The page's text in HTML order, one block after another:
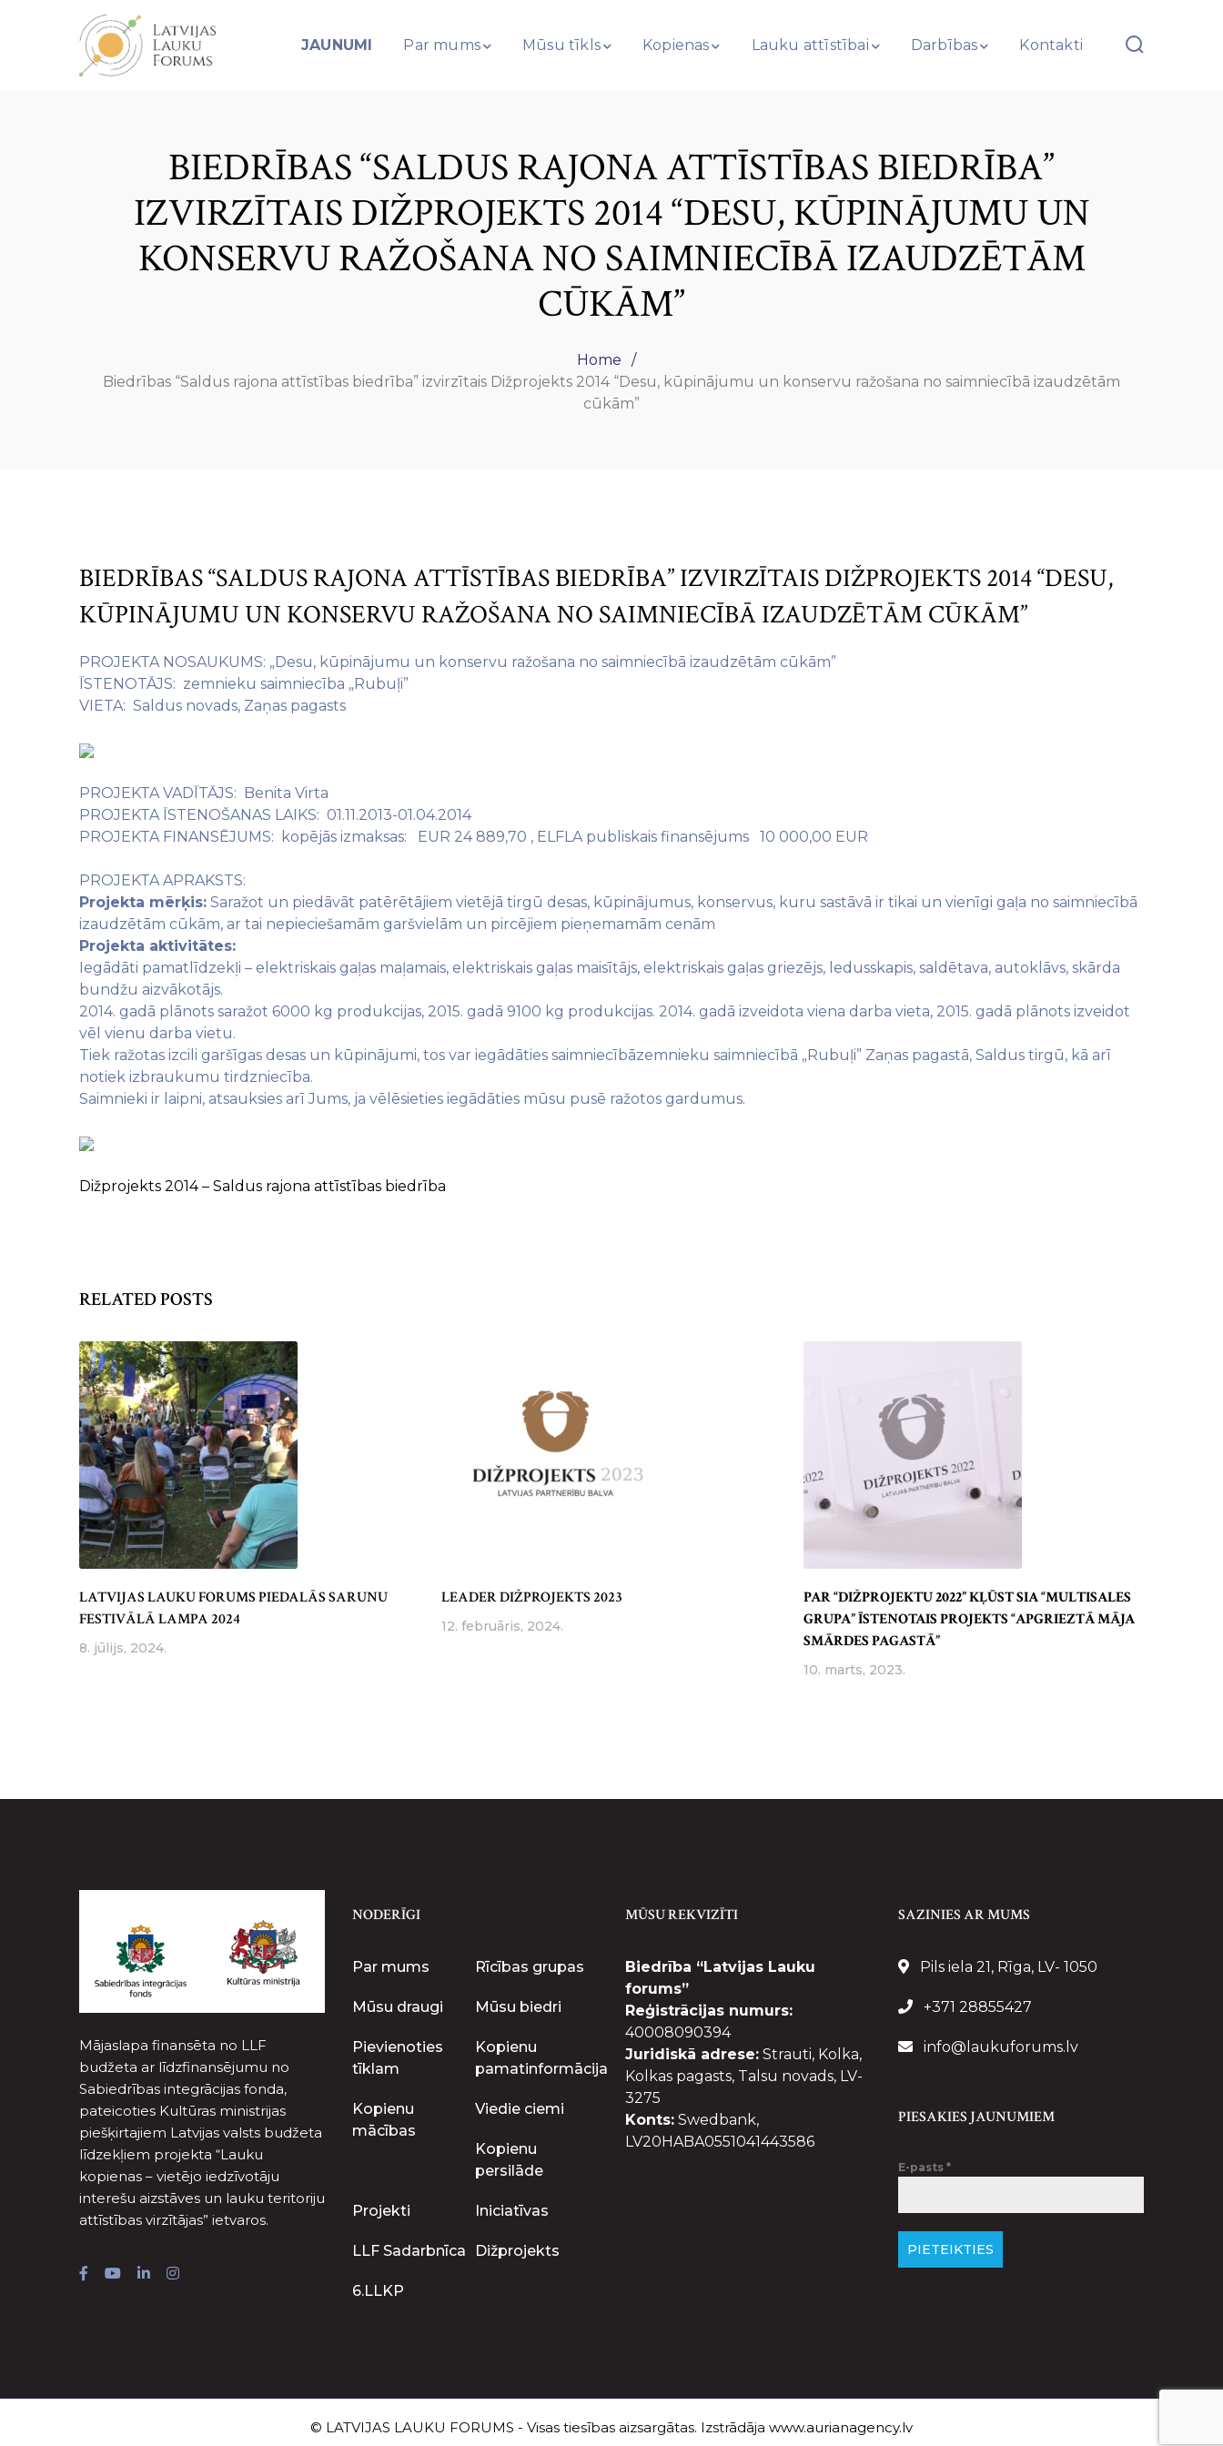
JAUNUMI Par mums Mūsu tīkls Kopienas Lauku attīstībai Darbības Kontakti
BIEDRĪBAS “SALDUS RAJONA ATTĪSTĪBAS BIEDRĪBA”
IZVIRZĪTAIS DIŽPROJEKTS 2014 “DESU, KŪPINĀJUMU UN
KONSERVU RAŽOŠANA NO SAIMNIECĪBĀ IZAUDZĒTĀM
CŪKĀM”
Home
Biedrības “Saldus rajona attīstības biedrība” izvirzītais Dižprojekts 2014 “Desu, kūpinājumu un konservu ražošana no saimniecībā izaudzētām
cūkām”
BIEDRĪBAS “SALDUS RAJONA ATTĪSTĪBAS BIEDRĪBA” IZVIRZĪTAIS DIŽPROJEKTS 2014 “DESU,
KŪPINĀJUMU UN KONSERVU RAŽOŠANA NO SAIMNIECĪBĀ IZAUDZĒTĀM CŪKĀM”
PROJEKTA NOSAUKUMS: „Desu, kūpinājumu un konservu ražošana no saimniecībā izaudzētām cūkām”
ĪSTENOTĀJS: zemnieku saimniecība „Rubuļi”
VIETA: Saldus novads, Zaņas pagasts
PROJEKTA VADĪTĀJS: Benita Virta
PROJEKTA ĪSTENOŠANAS LAIKS: 01.11.2013-01.04.2014
PROJEKTA FINANSĒJUMS: kopējās izmaksas: EUR 24 889,70 , ELFLA publiskais finansējums 10 000,00 EUR
PROJEKTA APRAKSTS:
Projekta mērķis: Saražot un piedāvāt patērētājiem vietējā tirgū desas, kūpinājumus, konservus, kuru sastāvā ir tikai un vienīgi gaļa no saimniecībā
izaudzētām cūkām, ar tai nepieciešamām garšvielām un pircējiem pieņemamām cenām
Projekta aktivitātes:
Iegādāti pamatlīdzekļi – elektriskais gaļas maļamais, elektriskais gaļas maisītājs, elektriskais gaļas griezējs, ledusskapis, saldētava, autoklāvs, skārda
bundžu aizvākotājs.
2014. gadā plānots saražot 6000 kg produkcijas, 2015. gadā 9100 kg produkcijas. 2014. gadā izveidota viena darba vieta, 2015. gadā plānots izveidot
vēl vienu darba vietu.
Tiek ražotas izcili garšīgas desas un kūpinājumi, tos var iegādāties saimniecībāzemnieku saimniecībā „Rubuļi” Zaņas pagastā, Saldus tirgū, kā arī
notiek izbraukumu tirdzniecība.
Saimnieki ir laipni, atsauksies arī Jums, ja vēlēsieties iegādāties mūsu pusē ražotos gardumus.
Dižprojekts 2014 – Saldus rajona attīstības biedrība
RELATED POSTS
LATVIJAS LAUKU FORUMS PIEDALĀS SARUNU
FESTIVĀLĀ LAMPA 2024
8. jūlijs, 2024.
LEADER DIŽPROJEKTS 2023
12. februāris, 2024.
PAR “DIŽPROJEKTU 2022” KĻŪST SIA “MULTISALES
GRUPA” ĪSTENOTAIS PROJEKTS “APGRIEZTĀ MĀJA
SMĀRDES PAGASTĀ”
10. marts, 2023.
Mājaslapa finansēta no LLF
budžeta ar līdzfinansējumu no
Sabiedrības integrācijas fonda,
pateicoties Kultūras ministrijas
piešķirtajiem Latvijas valsts budžeta
līdzekļiem projekta “Lauku
kopienas – vietējo iedzīvotāju
interešu aizstāves un lauku teritoriju
attīstības virzītājas” ietvaros.
NODERĪGI
Par mums Rīcības grupas
Mūsu draugi Mūsu biedri
Pievienoties
tīklam
Kopienu
pamatinformācija
Kopienu
mācības
Viedie ciemi
Kopienu
persilāde
Projekti Iniciatīvas
LLF Sadarbnīca Dižprojekts
6.LLKP
MŪSU REKVIZĪTI
Biedrība “Latvijas Lauku
forums”
Reģistrācijas numurs:
40008090394
Juridiskā adrese: Strauti, Kolka,
Kolkas pagasts, Talsu novads, LV-
3275
Konts: Swedbank,
LV20HABA0551041443586
SAZINIES AR MUMS
Pils iela 21, Rīga, LV- 1050
+371 28855427
info@laukuforums.lv
PIESAKIES JAUNUMIEM
E-pasts *
PIETEIKTIES
© LATVIJAS LAUKU FORUMS - Visas tiesības aizsargātas. Izstrādāja www.aurianagency.lv